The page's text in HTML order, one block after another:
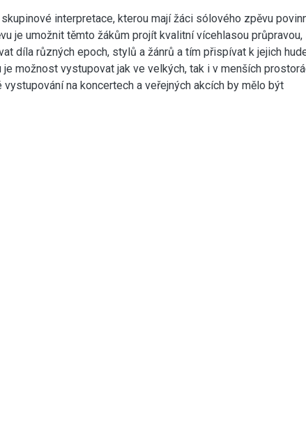
interpretace, kterou mají žáci sólového zpěvu
je umožnit těmto žákům projít kvalitní vícehlasou
díla různých epoch, stylů a žánrů a tím přispívat k jejich
možnost vystupovat jak ve velkých, tak i v menších
na koncertech a veřejných akcích by mělo být